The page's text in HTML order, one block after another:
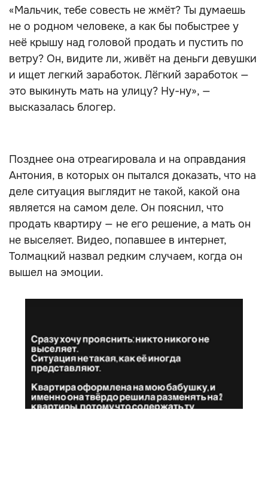
«Мальчик, тебе совесть не жмёт? Ты думаешь
не о родном человеке, а как бы побыстрее у
неё крышу над головой продать и пустить по
ветру? Он, видите ли, живёт на деньги девушки
и ищет легкий заработок. Лёгкий заработок —
это выкинуть мать на улицу? Ну-ну», —
высказалась блогер.
Позднее она отреагировала и на оправдания
Антония, в которых он пытался доказать, что на
деле ситуация выглядит не такой, какой она
является на самом деле. Он пояснил, что
продать квартиру — не его решение, а мать он
не выселяет. Видео, попавшее в интернет,
Толмацкий назвал редким случаем, когда он
вышел на эмоции.